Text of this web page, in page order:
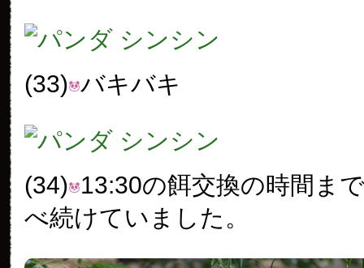
(33) バキバキ
(34) 13:30の餌交換の時間ま
べ続けていました。